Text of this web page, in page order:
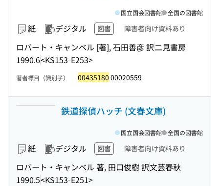
紙 デジタル 図書 障害者向け資料あり
ロバート・キャンベル [著], 石田善彦 訳二見書房
1990.6<KS153-E253>
国立国会図書館 全国の図書館
著者標目（識別子） 00435180 00020559
鉄道探偵ハッチ (文春文庫)
紙 デジタル 図書 障害者向け資料あり
ロバート・キャンベル 著, 田口俊樹 訳文芸春秋
1990.5<KS153-E251>
国立国会図書館 全国の図書館